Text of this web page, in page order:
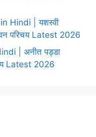
Hindi | यशस्वी
परिचय Latest 2026
| अनीत पड्डा
Latest 2026